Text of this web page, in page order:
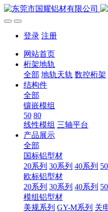
登录 注册
网站首页
桁架地轨
全部 地轨天轨 数控桁架
结构件
全部
镶嵌模组
50 80
线性模组 三轴平台
产品展示
全部
国标铝型材
20系列 30系列 40系列
欧标铝型材
20系列 30系列 40系列
模组铝型材
美规系列 GY-M系列 关